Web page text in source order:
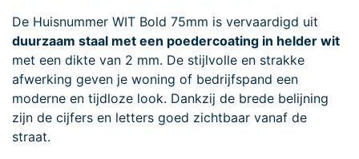
De Huisnummer WIT Bold 75mm is vervaardigd uit
duurzaam staal met een poedercoating in helder wit
met een dikte van 2 mm. De stijlvolle en strakke
afwerking geven je woning of bedrijfspand een
moderne en tijdloze look. Dankzij de brede belijning
zijn de cijfers en letters goed zichtbaar vanaf de
straat.